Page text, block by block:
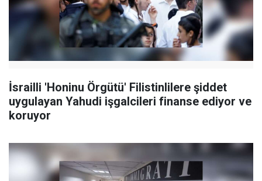
İsrailli 'Honinu Örgütü' Filistinlilere şiddet
uygulayan Yahudi işgalcileri finanse ediyor ve
koruyor